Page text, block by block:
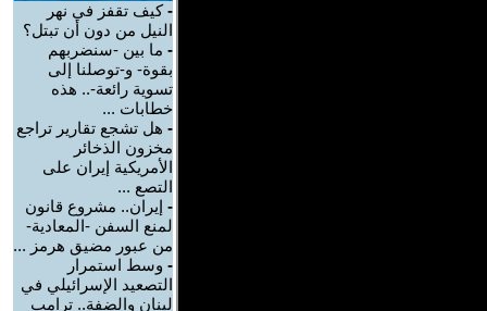
-كيف تقفز في نهر
النيل من دون أن تبتل؟
- ما بين -سنضربهم
بقوة- و-توصلنا إلى
تسوية رائعة-.. هذه
خطابات ...
- هل تشجع تقارير تراجع
مخزون الذخائر
الأمريكية إيران على
التصع ...
- إيران.. مشروع قانون
لمنع السفن -المعادية-
من عبور مضيق هرمز ...
- وسط استمرار
التصعيد الإسرائيلي في
لبنان والضفة.. ترامب